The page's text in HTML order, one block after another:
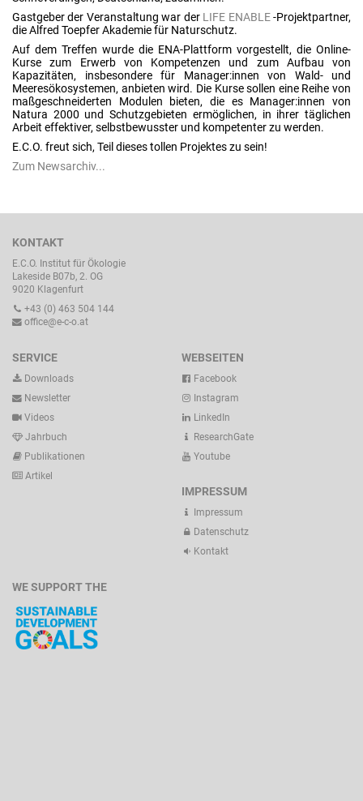
Gastgeber der Veranstaltung war der LIFE ENABLE-Projektpartner,
die Alfred Toepfer Akademie für Naturschutz.
Auf dem Treffen wurde die ENA-Plattform vorgestellt, die Online-
Kurse zum Erwerb von Kompetenzen und zum Aufbau von
Kapazitäten, insbesondere für Manager:innen von Wald- und
Meeresökosystemen, anbieten wird. Die Kurse sollen eine Reihe von
maßgeschneiderten Modulen bieten, die es Manager:innen von
Natura 2000 und Schutzgebieten ermöglichen, in ihrer täglichen
Arbeit effektiver, selbstbewusster und kompetenter zu werden.
E.C.O. freut sich, Teil dieses tollen Projektes zu sein!
Zum Newsarchiv...
KONTAKT
E.C.O. Institut für Ökologie
Lakeside B07b, 2. OG
9020 Klagenfurt
+43 (0) 463 504 144
office@e-c-o.at
SERVICE
Downloads
Newsletter
Videos
Jahrbuch
Publikationen
Artikel
WEBSEITEN
Facebook
Instagram
LinkedIn
ResearchGate
Youtube
IMPRESSUM
Impressum
Datenschutz
Kontakt
WE SUPPORT THE